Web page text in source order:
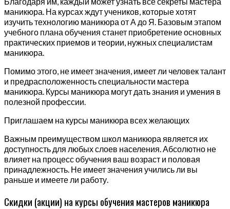
маникюра. На курсах ждут учеников, которые хотят
изучить технологию маникюра от А до Я. Базовым этапом
учебного плана обучения станет приобретение основных
практических приемов и теории, нужных специалистам
маникюра.
Помимо этого, не имеет значения, имеет ли человек талант
и предрасположенность специальности мастера
маникюра. Курсы маникюра могут дать знания и умения в
полезной профессии.
Приглашаем на курсы маникюра всех желающих
Важным преимуществом школ маникюра является их
доступность для любых слоев населения. Абсолютно не
влияет на процесс обучения ваш возраст и половая
принадлежность. Не имеет значения учились ли вы
раньше и имеете ли работу.
Скидки (акции) на курсы обучения мастеров маникюра